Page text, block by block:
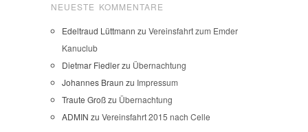
NEUESTE KOMMENTARE
Edeltraud Lüttmann zu Vereinsfahrt zum Emder
Kanuclub
Dietmar Fiedlerzu Übernachtung
Johannes Braun zu Impressum
Traute Großzu Übernachtung
ADMIN zu Vereinsfahrt 2015 nach Celle